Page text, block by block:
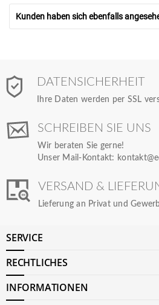
Kunden haben sich ebenfalls
DATENSICHERHEIT
Ihre Daten werden per SSL
SCHREIBEN SIE UNS
Wir beraten Sie gerne!
Unser Mail-Kontakt:
VERSAND &
Lieferung an Privat und
SERVICE
RECHTLICHES
INFORMATIONEN